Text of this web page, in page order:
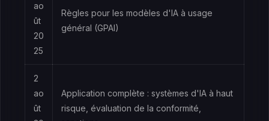
ao
ût
20
25
Règles pour les modèles d'IA à usage
général (GPAI)
2
ao
ût
Application complète : systèmes d'IA à haut
risque, évaluation de la conformité,